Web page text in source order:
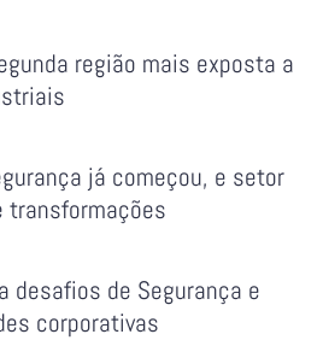
região mais exposta a
já começou, e setor
transformações
desafios de Segurança e
corporativas